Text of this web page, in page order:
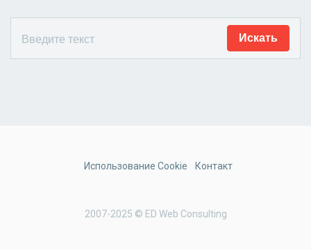
2007-2025 © ED Web Consulting
Использование Cookie Контакт